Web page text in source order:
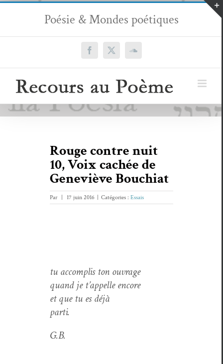
Passer
contenu
Poésie & Mondes poétiques
Facebook
X SoundCloud
Rouge contre nuit
10, Voix cachée de
Geneviève Bouchiat
Par 17 juin 2016 Catégories : Essais
tu accom­plis ton ouvrage
quand je t’appelle encore
et que tu es déjà
par­ti.
G.B.